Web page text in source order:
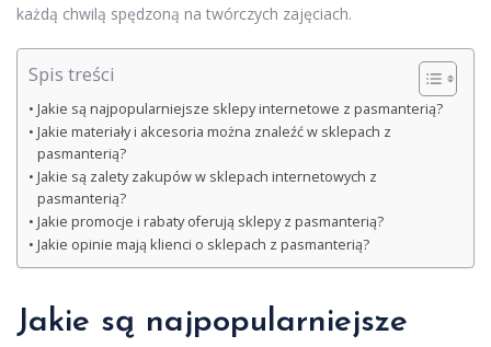
każdą chwilą spędzoną na twórczych zajęciach.
Spis treści
Jakie są najpopularniejsze sklepy internetowe z pasmanterią?
Jakie materiały i akcesoria można znaleźć w sklepach z
pasmanterią?
Jakie są zalety zakupów w sklepach internetowych z
pasmanterią?
Jakie promocje i rabaty oferują sklepy z pasmanterią?
Jakie opinie mają klienci o sklepach z pasmanterią?
Jakie są najpopularniejsze